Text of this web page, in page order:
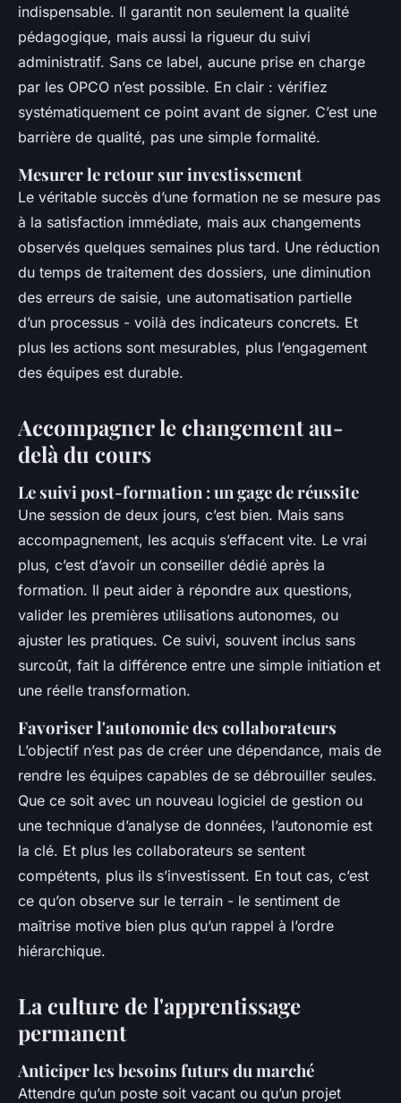
indispensable. Il garantit non seulement la qualité
pédagogique, mais aussi la rigueur du suivi
administratif. Sans ce label, aucune prise en charge
par les OPCO n’est possible. En clair : vérifiez
systématiquement ce point avant de signer. C’est une
barrière de qualité, pas une simple formalité.
Mesurer le retour sur investissement
Le véritable succès d’une formation ne se mesure pas
à la satisfaction immédiate, mais aux changements
observés quelques semaines plus tard. Une réduction
du temps de traitement des dossiers, une diminution
des erreurs de saisie, une automatisation partielle
d’un processus - voilà des indicateurs concrets. Et
plus les actions sont mesurables, plus l’engagement
des équipes est durable.
Accompagner le changement au-
delà du cours
Le suivi post-formation : un gage de réussite
Une session de deux jours, c’est bien. Mais sans
accompagnement, les acquis s’effacent vite. Le vrai
plus, c’est d’avoir un conseiller dédié après la
formation. Il peut aider à répondre aux questions,
valider les premières utilisations autonomes, ou
ajuster les pratiques. Ce suivi, souvent inclus sans
surcoût, fait la différence entre une simple initiation et
une réelle transformation.
Favoriser l'autonomie des collaborateurs
L’objectif n’est pas de créer une dépendance, mais de
rendre les équipes capables de se débrouiller seules.
Que ce soit avec un nouveau logiciel de gestion ou
une technique d’analyse de données, l’autonomie est
la clé. Et plus les collaborateurs se sentent
compétents, plus ils s’investissent. En tout cas, c’est
ce qu’on observe sur le terrain - le sentiment de
maîtrise motive bien plus qu’un rappel à l’ordre
hiérarchique.
La culture de l'apprentissage
permanent
Anticiper les besoins futurs du marché
Attendre qu’un poste soit vacant ou qu’un projet